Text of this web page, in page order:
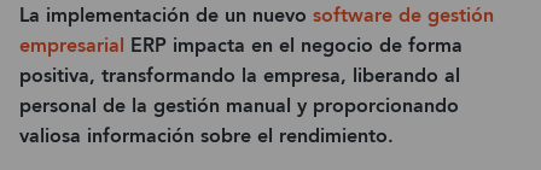
La implementación de un nuevo software de gestión
empresarial ERP impacta en el negocio de forma
positiva, transformando la empresa, liberando al
personal de la gestión manual y proporcionando
valiosa información sobre el rendimiento.